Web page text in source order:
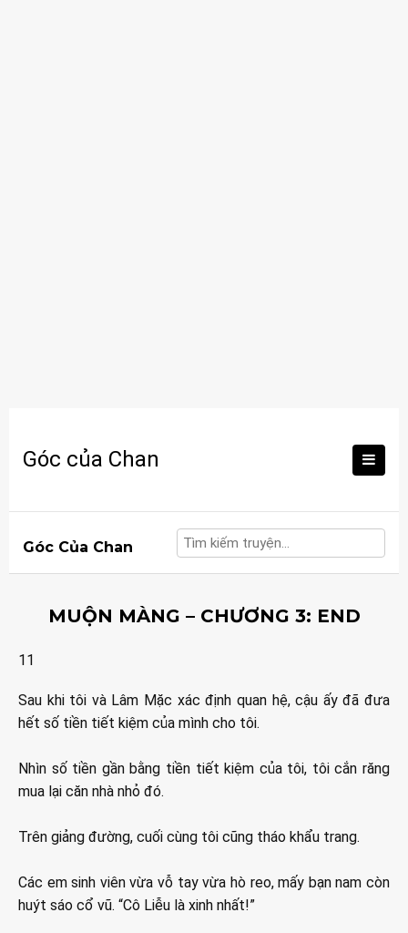
content
Góc của Chan
Góc Của Chan
MUỘN MÀNG – CHƯƠNG 3: END
11
Sau khi tôi và Lâm Mặc xác định quan hệ, cậu ấy đã đưa
hết số tiền tiết kiệm của mình cho tôi.
Nhìn số tiền gần bằng tiền tiết kiệm của tôi, tôi cắn răng
mua lại căn nhà nhỏ đó.
Trên giảng đường, cuối cùng tôi cũng tháo khẩu trang.
Các em sinh viên vừa vỗ tay vừa hò reo, mấy bạn nam còn
huýt sáo cổ vũ. “Cô Liễu là xinh nhất!”